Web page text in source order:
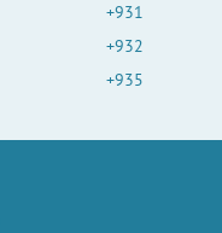
+931
+932
+935